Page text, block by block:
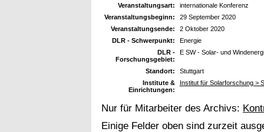
Veranstaltungsart:
internationale Konferenz
Veranstaltungsbeginn:
29 September 2020
Veranstaltungsende:
2 Oktober 2020
DLR - Schwerpunkt:
Energie
DLR -
Forschungsgebiet:
E SW - Solar- und
Standort:
Stuttgart
Institute &
Einrichtungen:
Institut für Solarforschung >
Nur für Mitarbeiter des Archivs:
Einige Felder oben sind zurzeit